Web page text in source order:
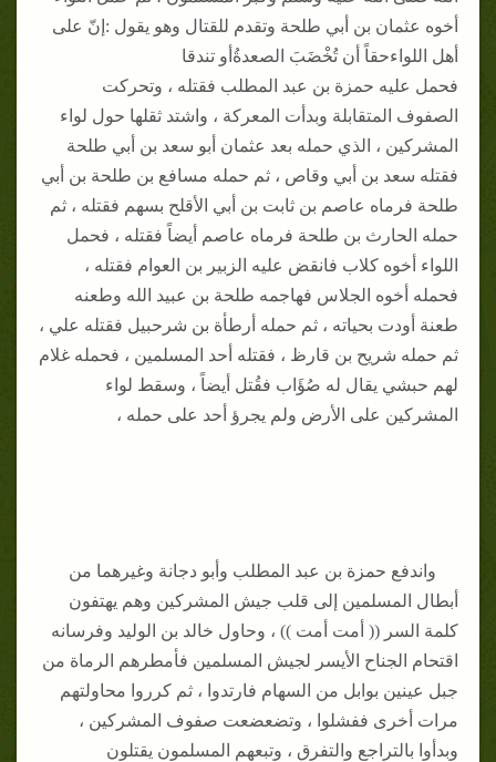
أخوه عثمان بن أبي طلحة وتقدم للقتال وهو يقول :إنّ على
أهل اللواءحقاً أن تُخْضَبَ الصعدةُأو تندقا
فحمل عليه حمزة بن عبد المطلب فقتله ، وتحركت
الصفوف المتقابلة وبدأت المعركة ، واشتد ثقلها حول لواء
المشركين ، الذي حمله بعد عثمان أبو سعد بن أبي طلحة
فقتله سعد بن أبي وقاص ، ثم حمله مسافع بن طلحة بن أبي
طلحة فرماه عاصم بن ثابت بن أبي الأقلح بسهم فقتله ، ثم
حمله الحارث بن طلحة فرماه عاصم أيضاً فقتله ، فحمل
اللواء أخوه كلاب فانقض عليه الزبير بن العوام فقتله ،
فحمله أخوه الجلاس فهاجمه طلحة بن عبيد الله وطعنه
طعنة أودت بحياته ، ثم حمله أرطأة بن شرحبيل فقتله علي ،
ثم حمله شريح بن قارظ ، فقتله أحد المسلمين ، فحمله غلام
لهم حبشي يقال له صُؤَاب فقُتل أيضاً ، وسقط لواء
المشركين على الأرض ولم يجرؤ أحد على حمله ،
واندفع حمزة بن عبد المطلب وأبو دجانة وغيرهما من
أبطال المسلمين إلى قلب جيش المشركين وهم يهتفون
كلمة السر (( أمت أمت )) ، وحاول خالد بن الوليد وفرسانه
اقتحام الجناح الأيسر لجيش المسلمين فأمطرهم الرماة من
جبل عينين بوابل من السهام فارتدوا ، ثم كرروا محاولتهم
مرات أخرى ففشلوا ، وتضعضعت صفوف المشركين ،
وبدأوا بالتراجع والتفرق ، وتبعهم المسلمون يقتلون